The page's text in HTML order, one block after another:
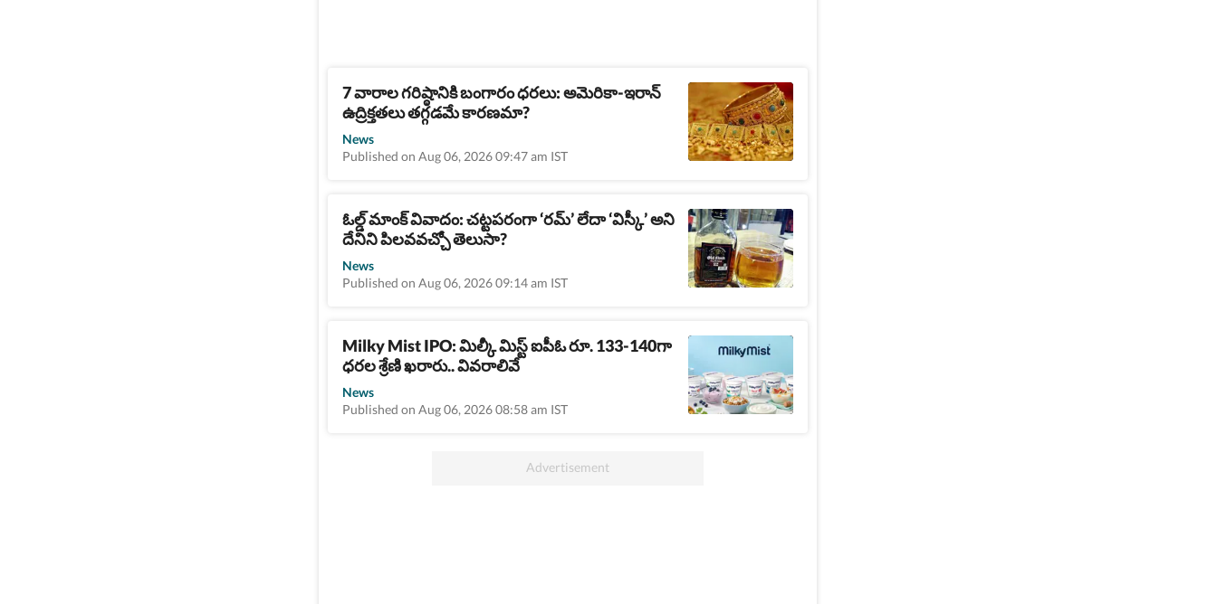
7 వారాల గరిష్ఠానికి బంగారం ధరలు: అమెరికా-ఇరాన్
ఉద్రిక్తతలు తగ్గడమే కారణమా?
News
Published on Aug 06, 2026 09:47 am IST
ఓల్డ్ మాంక్ వివాదం: చట్టపరంగా ‘రమ్’ లేదా ‘విస్కీ’ అని
దేనిని పిలవవచ్చో తెలుసా?
News
Published on Aug 06, 2026 09:14 am IST
Milky Mist IPO: మిల్కీ మిస్ట్ ఐపీఓ రూ. 133-140గా
ధరల శ్రేణి ఖరారు.. వివరాలివే
News
Published on Aug 06, 2026 08:58 am IST